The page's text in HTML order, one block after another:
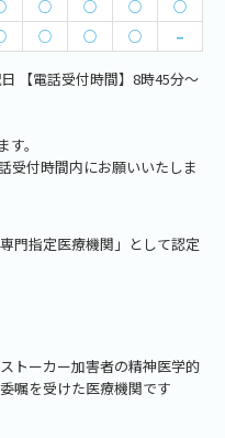
○ ○ ○
○
○ ○ ○ –
【電話受付時間】8時45分～
。
受付時間内にお願いいたしま
門指定医療機関」として認定
トーカー加害者の精神医学的
嘱を受けた医療機関です